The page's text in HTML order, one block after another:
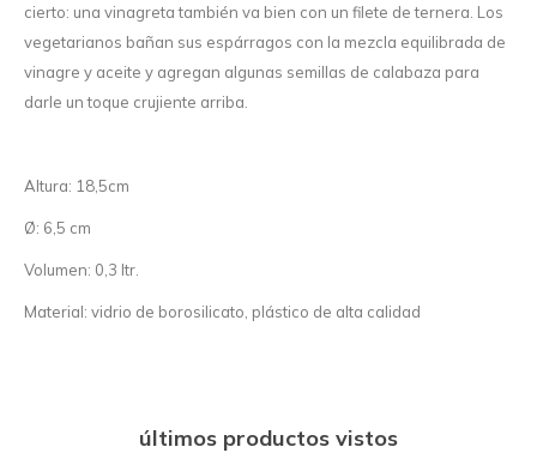
cierto: una vinagreta también va bien con un filete de ternera. Los
vegetarianos bañan sus espárragos con la mezcla equilibrada de
vinagre y aceite y agregan algunas semillas de calabaza para
darle un toque crujiente arriba.
Altura: 18,5cm
Ø: 6,5 cm
Volumen: 0,3 ltr.
Material: vidrio de borosilicato, plástico de alta calidad
últimos productos vistos